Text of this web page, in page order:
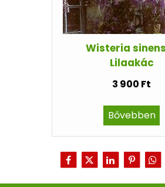
Wisteria
Lilaakác
3 900 Ft
Bővebben